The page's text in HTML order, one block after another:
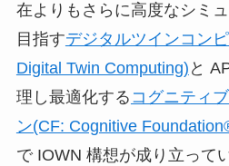
在よりもさらに高度なシミ
目指すデジタルツインコン
Digital Twin Computing) と
理し最適化する コグニティ
ン(CF: Cognitive
で IOWN 構想が成り立って